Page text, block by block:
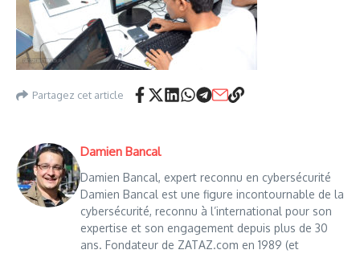
Partagez cet article
Damien Bancal
Damien Bancal, expert reconnu en cybersécurité
Damien Bancal est une figure incontournable de la
cybersécurité, reconnu à l’international pour son
expertise et son engagement depuis plus de 30
ans. Fondateur de ZATAZ.com en 1989 (et